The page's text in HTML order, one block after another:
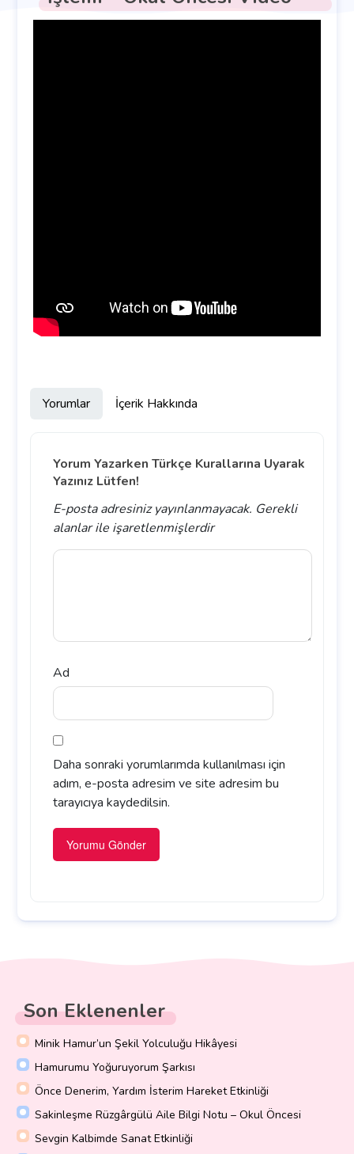
Yorumlar İçerik Hakkında
Yorum Yazarken Türkçe Kurallarına Uyarak
Yazınız Lütfen!
E-posta adresiniz yayınlanmayacak. Gerekli
alanlarile işaretlenmişlerdir
Ad
Daha sonraki yorumlarımda kullanılması için
adım, e-posta adresim ve site adresim bu
tarayıcıya kaydedilsin.
Son Eklenenler
Minik Hamur’un Şekil Yolculuğu Hikâyesi
Hamurumu Yoğuruyorum Şarkısı
Önce Denerim, Yardım İsterim Hareket Etkinliği
Sakinleşme Rüzgârgülü Aile Bilgi Notu – Okul Öncesi
Sevgin Kalbimde Sanat Etkinliği